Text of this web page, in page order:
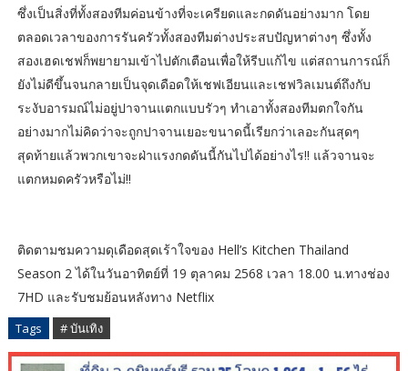
ซึ่งเป็นสิ่งที่ทั้งสองทีมค่อนข้างที่จะเครียดและกดดันอย่างมาก โดย
ตลอดเวลาของการรันครัวทั้งสองทีมต่างประสบปัญหาต่างๆ ซึ่งทั้ง
สองเฮดเชฟก็พยายามเข้าไปตักเตือนเพื่อให้รีบแก้ไข แต่สถานการณ์ก็
ยังไม่ดีขึ้นจนกลายเป็นจุดเดือดให้เชฟเอียนและเชฟวิลเมนต์ถึงกับ
ระงับอารมณ์ไม่อยู่ปาจานแตกแบบรัวๆ ทำเอาทั้งสองทีมตกใจกัน
อย่างมากไม่คิดว่าจะถูกปาจานเยอะขนาดนี้เรียกว่าเลอะกันสุดๆ
สุดท้ายแล้วพวกเขาจะฝ่าแรงกดดันนี้กันไปได้อย่างไร!! แล้วจานจะ
แตกหมดครัวหรือไม่!!
ติดตามชมความดุเดือดสุดเร้าใจของ Hell’s Kitchen Thailand
Season 2 ได้ในวันอาทิตย์ที่ 19 ตุลาคม 2568 เวลา 18.00 น.ทางช่อง
7HD และรับชมย้อนหลังทาง Netflix
Tags # บันเทิง